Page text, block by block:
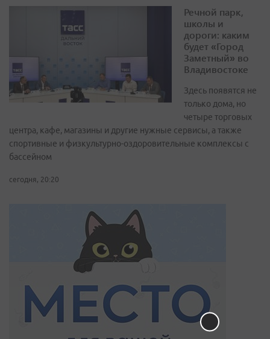
Речной парк,
школы и
дороги: каким
будет «Город
Заметный» во
Владивостоке
Здесь появятся не
только дома, но
четыре торговых
центра, кафе, магазины и другие нужные сервисы, а также
спортивные и физкультурно-оздоровительные комплексы с
бассейном
сегодня, 20:20